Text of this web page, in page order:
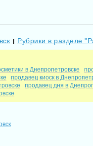
| Рубрики в разделе
в Днепропетровске
продавец киоск в
продавец дня в